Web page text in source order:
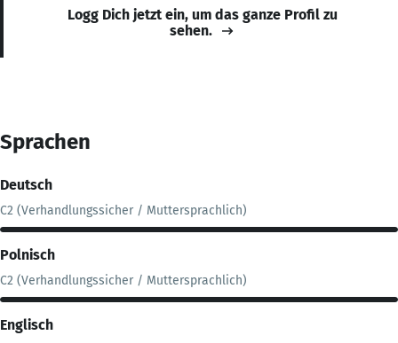
Logg Dich jetzt ein, um das ganze Profil zu
sehen.
Sprachen
Deutsch
C2 (Verhandlungssicher / Muttersprachlich)
Polnisch
C2 (Verhandlungssicher / Muttersprachlich)
Englisch